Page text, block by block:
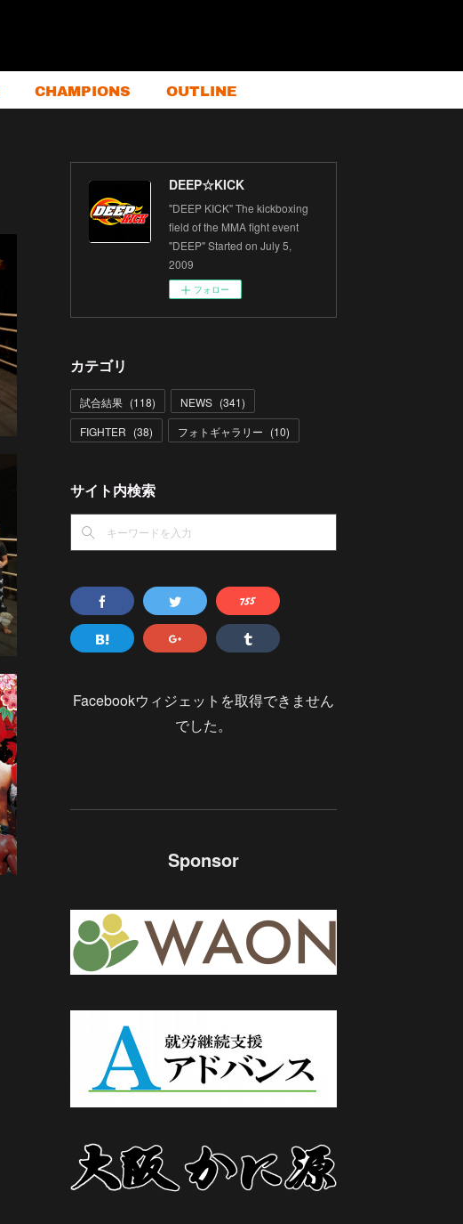
CHAMPIONS OUTLINE
DEEP☆KICK
"DEEP KICK" The kickboxing
field of the MMA fight event
"DEEP" Started on July 5,
2009
フォロー
カテゴリ
試合結果 (118) NEWS (341)
FIGHTER (38) フォトギャラリー (10)
サイト内検索
Facebookウィジェットを取得できません
でした。
Sponsor